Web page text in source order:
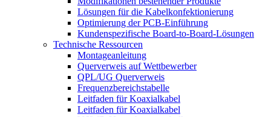
Lösungen für die Kabelkonfektionierung
Optimierung der PCB-Einführung
Kundenspezifische Board-to-Board-Lösungen
Technische Ressourcen
Montageanleitung
Querverweis auf Wettbewerber
QPL/UG Querverweis
Frequenzbereichstabelle
Leitfaden für Koaxialkabel
Leitfaden für Koaxialkabel